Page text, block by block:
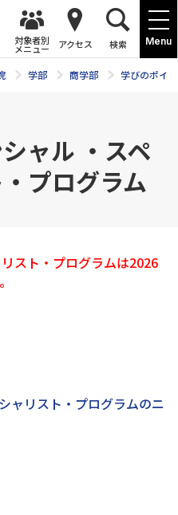
Menu
対象者別
メニュー アクセス 検索
学部 商学部 学びのポイ
ャル ・スペ
プログラム
スト・プログラムは2026
ャリスト・プログラムのニ